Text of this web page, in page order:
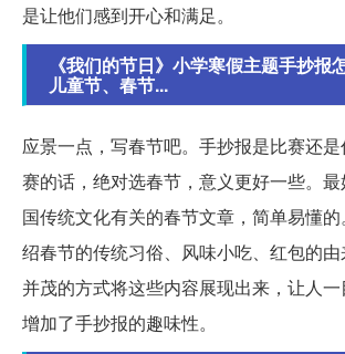
是让他们感到开心和满足。
《我们的节日》小学寒假主题手抄报
儿童节、春节...
应景一点，写春节吧。手抄报是比赛还
赛的话，绝对选春节，意义更好一些。
国传统文化有关的春节文章，简单易懂
绍春节的传统习俗、风味小吃、红包的
并茂的方式将这些内容展现出来，让人
增加了手抄报的趣味性。